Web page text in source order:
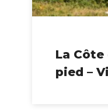
La Côte
pied –